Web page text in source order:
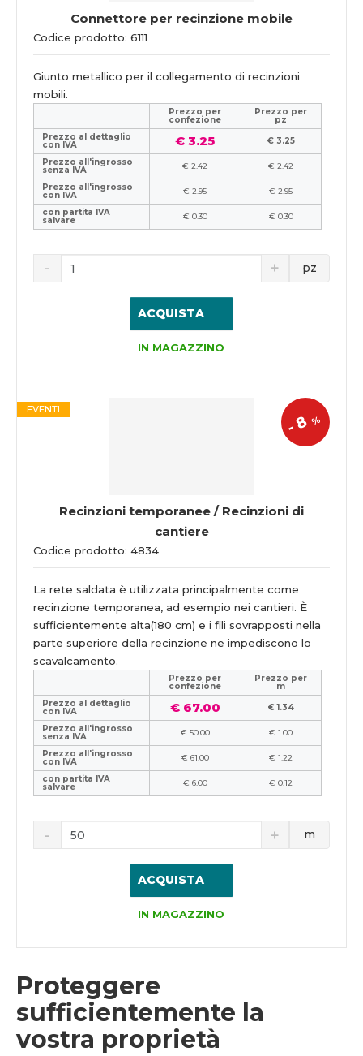
Connettore per recinzione mobile
Codice prodotto: 6111
Giunto metallico per il collegamento di recinzioni
mobili.
Prezzo per
confezione
Prezzo per
pz
Prezzo al dettaglio
con IVA € 3.25
€ 3.25
Prezzo all'ingrosso
senza IVA € 2.42
€ 2.42
Prezzo all'ingrosso
con IVA € 2.95
€ 2.95
con partita IVA
salvare € 0.30 € 0.30
pz
ACQUISTA
IN MAGAZZINO
Recinzioni temporanee / Recinzioni di
cantiere
Codice prodotto: 4834
-
8%
EVENTI
La rete saldata è utilizzata principalmente come
recinzione temporanea, ad esempio nei cantieri. È
sufficientemente alta(180 cm) e i fili sovrapposti nella
parte superiore della recinzione ne impediscono lo
scavalcamento.
Prezzo per
confezione
Prezzo per
m
Prezzo al dettaglio
con IVA € 67.00
€ 1.34
Prezzo all'ingrosso
senza IVA € 50.00
€ 1.00
Prezzo all'ingrosso
con IVA € 61.00
€ 1.22
con partita IVA
salvare € 6.00 € 0.12
m
ACQUISTA
IN MAGAZZINO
Proteggere
sufficientemente la
vostra proprietà